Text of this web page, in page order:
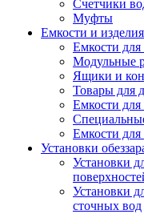
Счетчики
Муфты
Емкости и
Емкости
Модульные
Ящики и
Товары для
Емкости для
Емкости
Установки
Установки
Установки
сточных вод